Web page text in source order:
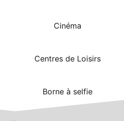
Cinéma
Centres de Loisirs
Borne à selfie